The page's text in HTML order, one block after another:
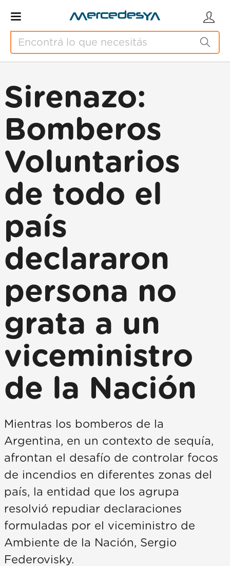
Sirenazo:
Bomberos
Voluntarios
de todo el
país
declararon
persona no
grata a un
viceministro
de la Nación
Mientras los bomberos de la
Argentina, en un contexto de sequía,
afrontan el desafío de controlar focos
de incendios en diferentes zonas del
país, la entidad que los agrupa
resolvió repudiar declaraciones
formuladas por el viceministro de
Ambiente de la Nación, Sergio
Federovisky.